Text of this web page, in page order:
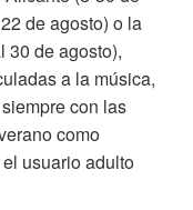
de agosto) o la
30 de agosto),
a la música,
con las
como
usuario adulto